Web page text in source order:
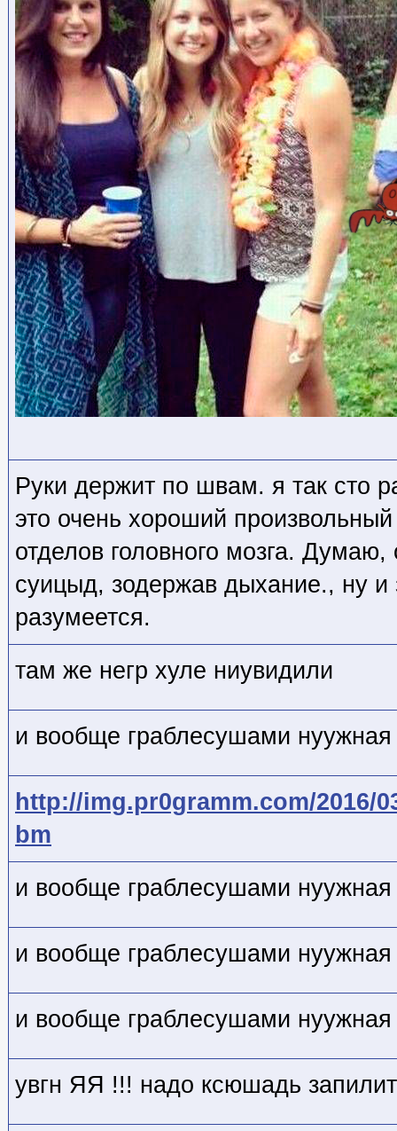
Руки держит по швам. я так сто
это очень хороший
отделов головного мозга.
суицыд, зодержав дыхание., ну и
разумеется.
там же негр хуле ниувидили
и вообще граблесушами
http://img.pr0gramm.com/2016/
bm
и вообще граблесушами
и вообще граблесушами
и вообще граблесушами
увгн ЯЯ !!! надо ксюшадь